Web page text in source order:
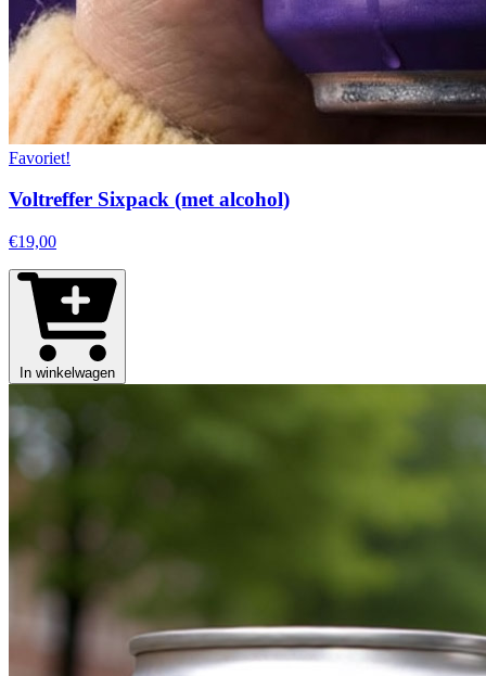
Favoriet!
Voltreffer Sixpack (met alcohol)
€19,00
In winkelwagen